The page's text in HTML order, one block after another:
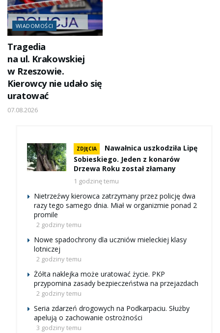
WIADOMOŚCI
Tragedia
na ul. Krakowskiej
w Rzeszowie.
Kierowcy nie udało się
uratować
07.08.2026
ZDJĘCIA
Nawałnica uszkodziła Lipę
Sobieskiego. Jeden z konarów
Drzewa Roku został złamany
1 godzinę temu
Nietrzeźwy kierowca zatrzymany przez policję dwa
razy tego samego dnia. Miał w organizmie ponad 2
promile
2 godziny temu
Nowe spadochrony dla uczniów mieleckiej klasy
lotniczej
2 godziny temu
Żółta naklejka może uratować życie. PKP
przypomina zasady bezpieczeństwa na przejazdach
2 godziny temu
Seria zdarzeń drogowych na Podkarpaciu. Służby
apelują o zachowanie ostrożności
3 godziny temu